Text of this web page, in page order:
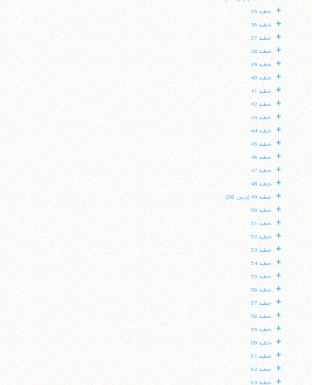
+ خطبه 35
+ خطبه 36
+ خطبه 37
+ خطبه 38
+ خطبه 39
+ خطبه 40
+ خطبه 41
+ خطبه 42
+ خطبه 43
+ خطبه 44
+ خطبه 45
+ خطبه 46
+ خطبه 47
+ خطبه 48
+ خطبه 49 (درس 88)
+ خطبه 50
+ خطبه 51
+ خطبه 52
+ خطبه 53
+ خطبه 54
+ خطبه 55
+ خطبه 56
+ خطبه 57
+ خطبه 58
+ خطبه 59
+ خطبه 60
+ خطبه 61
+ خطبه 62
+ خطبه 63